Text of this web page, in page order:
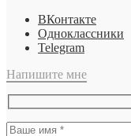
ВКонтакте
Одноклассники
Telegram
Напишите мне